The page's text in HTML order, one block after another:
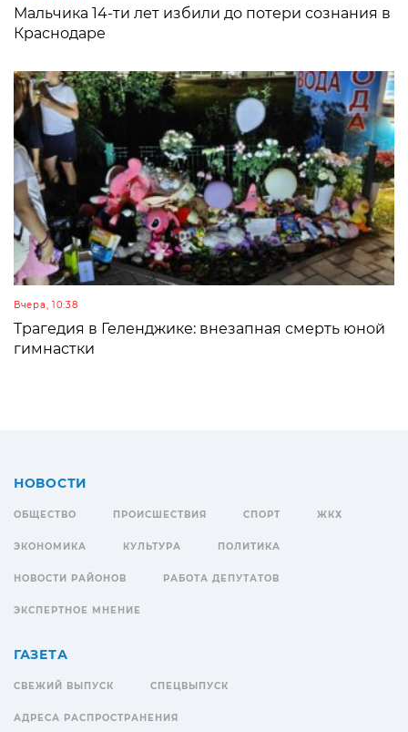
Мальчика 14-ти лет избили до потери сознания в
Краснодаре
Вчера, 10:38
Трагедия в Геленджике: внезапная смерть юной
гимнастки
НОВОСТИ
ОБЩЕСТВО ПРОИСШЕСТВИЯ СПОРТ ЖКХ
ЭКОНОМИКА КУЛЬТУРА ПОЛИТИКА
НОВОСТИ РАЙОНОВ РАБОТА ДЕПУТАТОВ
ЭКСПЕРТНОЕ МНЕНИЕ
ГАЗЕТА
СВЕЖИЙ ВЫПУСК СПЕЦВЫПУСК
АДРЕСА РАСПРОСТРАНЕНИЯ